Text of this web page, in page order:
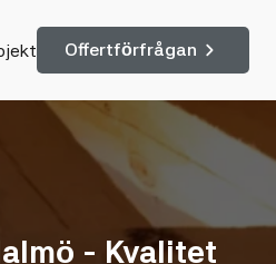
Offertförfrågan
- Kvalitet